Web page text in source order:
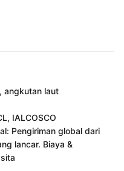
angkutan laut
IALCOSCO
Pengiriman global dari
lancar. Biaya &